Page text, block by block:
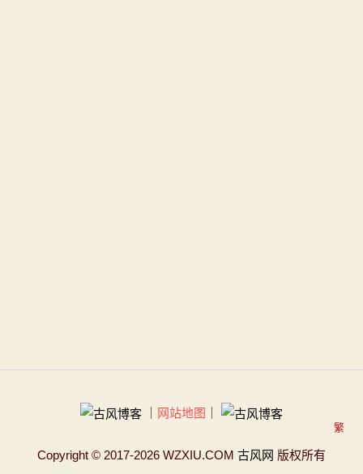
网站地图
Copyright © 2017-2026 WZXIU.COM 古风网 版权所有
繁